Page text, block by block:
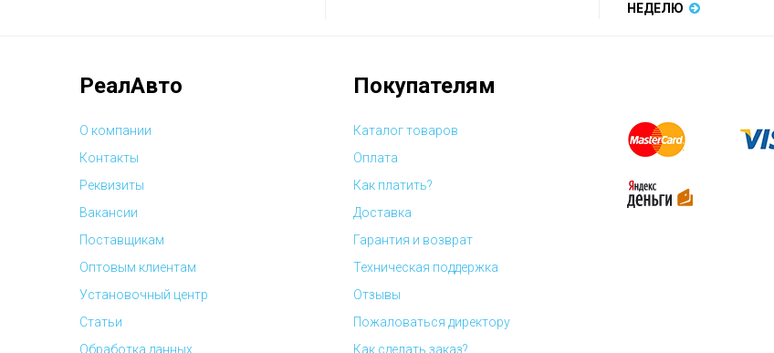
НЕДЕЛЮ
РеалАвто
О компании
Контакты
Реквизиты
Вакансии
Поставщикам
Оптовым клиентам
Установочный центр
Статьи
Обработка данных
Покупателям
Каталог товаров
Оплата
Как платить?
Доставка
Гарантия и возврат
Техническая поддержка
Отзывы
Пожаловаться директору
Как сделать заказ?